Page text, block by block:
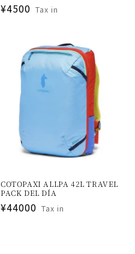
通
¥4500 Tax in
COTOPAXI ALLPA 42L TRAVEL
PACK DEL DÍA
通
¥44000 Tax in